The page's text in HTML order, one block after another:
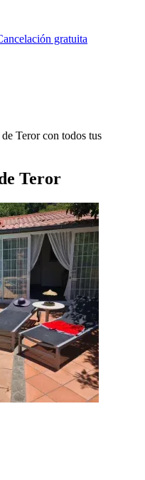
gratuita
Teror con todos tus
Teror